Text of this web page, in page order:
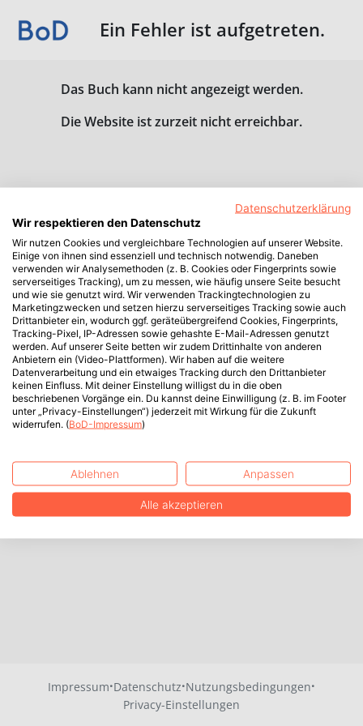
Ein Fehler ist aufgetreten.
Das Buch kann nicht angezeigt werden.
Die Website ist zurzeit nicht erreichbar.
Impressum·Datenschutz·Nutzungsbedingungen·
Privacy-Einstellungen
Datenschutzerklärung
Wir respektieren den Datenschutz
Wir nutzen Cookies und vergleichbare Technologien auf unserer Website.
Einige von ihnen sind essenziell und technisch notwendig. Daneben
verwenden wir Analysemethoden (z. B. Cookies oder Fingerprints sowie
serverseitiges Tracking), um zu messen, wie häufig unsere Seite besucht
und wie sie genutzt wird. Wir verwenden Trackingtechnologien zu
Marketingzwecken und setzen hierzu serverseitiges Tracking sowie auch
Drittanbieter ein, wodurch ggf. geräteübergreifend Cookies, Fingerprints,
Tracking-Pixel, IP-Adressen sowie gehashte E-Mail-Adressen genutzt
werden. Auf unserer Seite betten wir zudem Drittinhalte von anderen
Anbietern ein (Video-Plattformen). Wir haben auf die weitere
Datenverarbeitung und ein etwaiges Tracking durch den Drittanbieter
keinen Einfluss. Mit deiner Einstellung willigst du in die oben
beschriebenen Vorgänge ein. Du kannst deine Einwilligung (z. B. im Footer
unter „Privacy-Einstellungen“) jederzeit mit Wirkung für die Zukunft
widerrufen. (BoD-Impressum)
Ablehnen Anpassen
Alle akzeptieren